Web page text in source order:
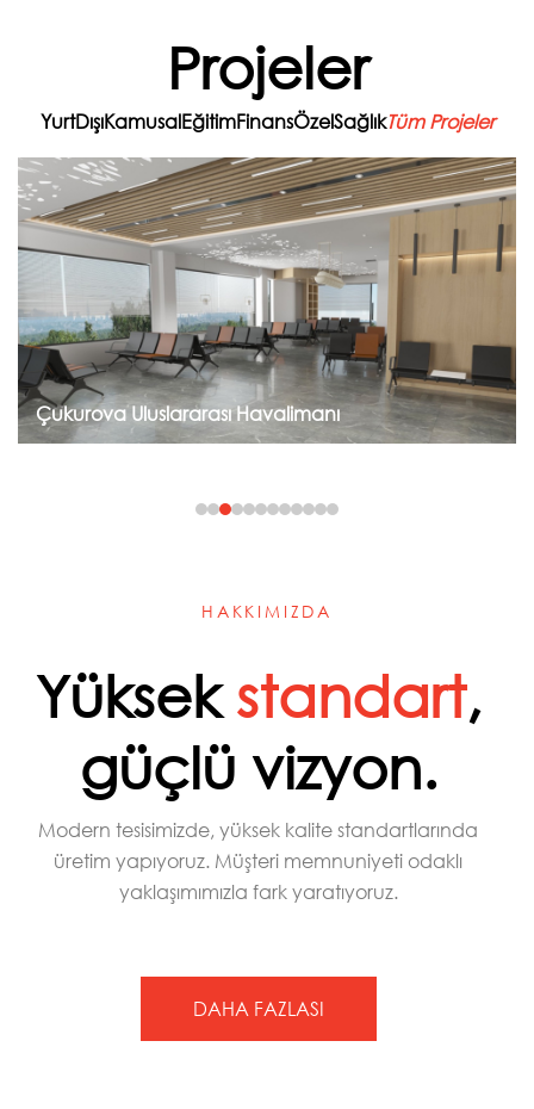
Projeler
YurtDışıKamusalEğitimFinansÖzelSağlıkTüm Projeler
Çukurova Uluslararası Havalimanı
Projeye Git
HAKKIMIZDA
Yüksekstandart,
güçlü vizyon.
Modern tesisimizde, yüksek kalite standartlarında
üretim yapıyoruz. Müşteri memnuniyeti odaklı
yaklaşımımızla fark yaratıyoruz.
DAHA FAZLASI